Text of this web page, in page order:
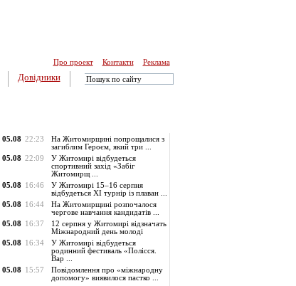
Про проект
Контакти Реклама
Довідники
05.08 22:23
На Житомирщині попрощалися з
загиблим Героєм, який три ...
05.08 22:09
У Житомирі відбудеться
спортивний захід «Забіг
Житомирщ ...
05.08 16:46
У Житомирі 15–16 серпня
відбудеться XI турнір із плаван ...
05.08 16:44
На Житомирщині розпочалося
чергове навчання кандидатів ...
05.08 16:37
12 серпня у Житомирі відзначать
Міжнародний день молоді
05.08 16:34
У Житомирі відбудеться
родинний фестиваль «Полісся.
Вар ...
05.08 15:57
Повідомлення про «міжнародну
допомогу» виявилося пастко ...